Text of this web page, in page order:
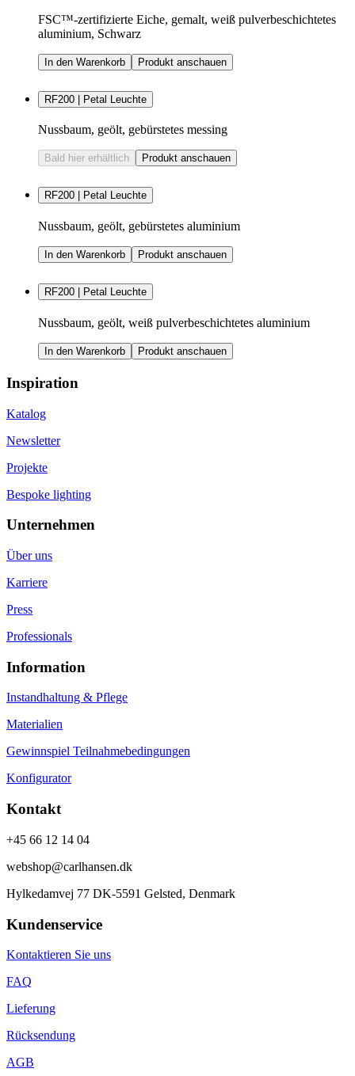
FSC™-zertifizierte Eiche, gemalt, weiß pulverbeschichtetes
aluminium, Schwarz
In den Warenkorb Produkt anschauen
RF200 | Petal Leuchte
Nussbaum, geölt, gebürstetes messing
Bald hier erhältlich Produkt anschauen
RF200 | Petal Leuchte
Nussbaum, geölt, gebürstetes aluminium
In den Warenkorb Produkt anschauen
RF200 | Petal Leuchte
Nussbaum, geölt, weiß pulverbeschichtetes aluminium
In den Warenkorb Produkt anschauen
Inspiration
Katalog
Newsletter
Projekte
Bespoke lighting
Unternehmen
Über uns
Karriere
Press
Professionals
Information
Instandhaltung & Pflege
Materialien
Gewinnspiel Teilnahmebedingungen
Konfigurator
Kontakt
+45 66 12 14 04
webshop@carlhansen.dk
Hylkedamvej 77 DK-5591 Gelsted, Denmark
Kundenservice
Kontaktieren Sie uns
FAQ
Lieferung
Rücksendung
AGB